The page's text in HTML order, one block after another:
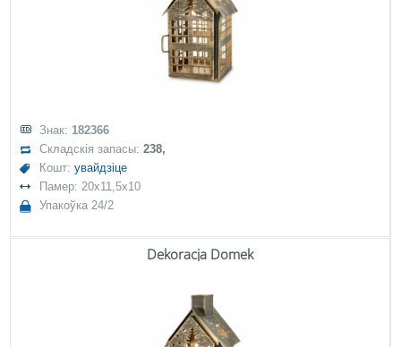
Знак: 182366
Складскія запасы:238,
Кошт:увайдзіце
Памер: 20x11,5x10
Упакоўка 24/2
Dekoracja Domek